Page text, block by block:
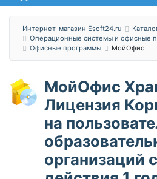
Интернет-магазин Esoft24.ru
Операционные системы и офисные
Офисные программы
МойОфис
МойОфис
Лицензия
на
организаций